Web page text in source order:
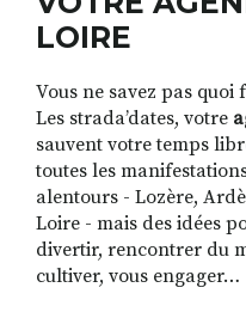
LOIRE
Vous ne savez pas quoi
Les strada’dates, votre
sauvent votre temps
toutes les
alentours - Lozère,
Loire - mais des idées
divertir, rencontrer du
cultiver, vous engager…